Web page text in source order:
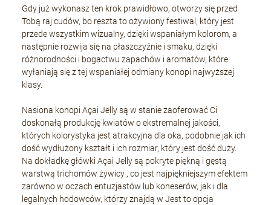
Gdy już wykonasz ten krok prawidłowo, otworzy się przed
Tobą raj cudów, bo reszta to ożywiony festiwal, który jest
przede wszystkim wizualny, dzięki wspaniałym kolorom, a
następnie rozwija się na płaszczyźnie i smaku, dzięki
różnorodności i bogactwu zapachów i aromatów, które
wyłaniają się z tej wspaniałej odmiany konopi najwyższej
klasy.
Nasiona konopi Açai Jelly są w stanie zaoferować Ci
doskonałą produkcję kwiatów o ekstremalnej jakości,
których kolorystyka jest atrakcyjna dla oka, podobnie jak ich
dość wydłużony kształt i ich rozmiar, który jest dość duży.
Na dokładkę główki Açai Jelly są pokryte piękną i gęstą
warstwą trichomów żywicy , co jest najpiękniejszym efektem
zarówno w oczach entuzjastów lub koneserów, jak i dla
legalnych hodowców, którzy znajdą w Jest to opcja